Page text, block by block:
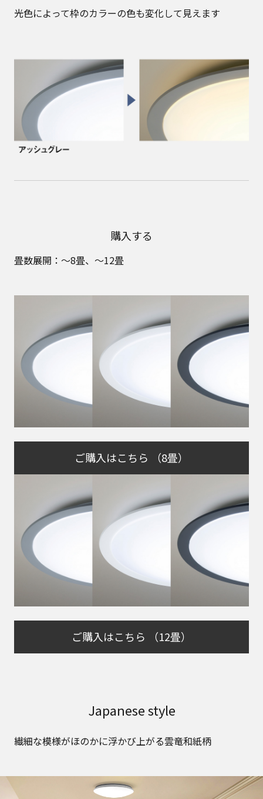
光色によって枠のカラーの色も変化して見えます
購入する
畳数展開：～8畳、～12畳
ご購入はこちら （8畳）
ご購入はこちら （12畳）
Japanese style
繊細な模様がほのかに浮かび上がる雲竜和紙柄